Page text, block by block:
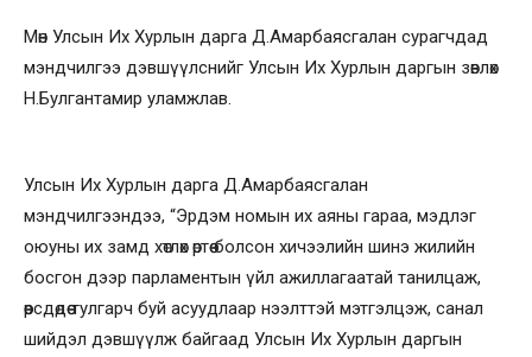
Мөн Улсын Их Хурлын дарга Д.Амарбаясгалан сурагчдад
мэндчилгээ дэвшүүлснийг Улсын Их Хурлын даргын зөвлөх
Н.Булгантамир уламжлав.
Улсын Их Хурлын дарга Д.Амарбаясгалан
мэндчилгээндээ, “Эрдэм номын их аяны гараа, мэдлэг
оюуны их замд хөтлөх өртөө болсон хичээлийн шинэ жилийн
босгон дээр парламентын үйл ажиллагаатай танилцаж,
өөрсдөдөө тулгарч буй асуудлаар нээлттэй мэтгэлцэж, санал
шийдэл дэвшүүлж байгаад Улсын Их Хурлын даргын